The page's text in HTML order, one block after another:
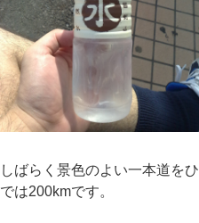
しばらく景色のよい一本道を
では200kmです。